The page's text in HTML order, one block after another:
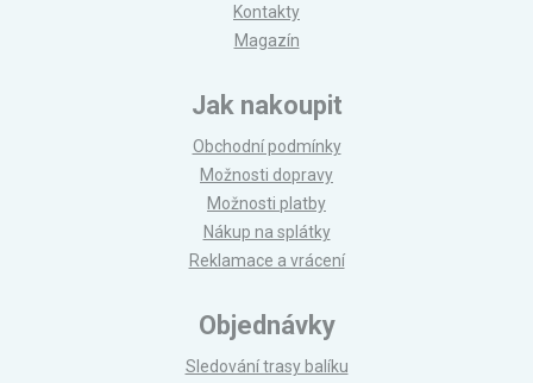
Kontakty
Magazín
Jak nakoupit
Obchodní podmínky
Možnosti dopravy
Možnosti platby
Nákup na splátky
Reklamace a vrácení
Objednávky
Sledování trasy balíku